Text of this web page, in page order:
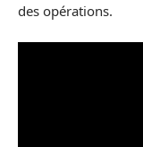
des opérations.